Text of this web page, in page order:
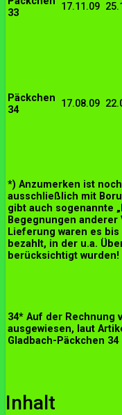
33
17.11.09
Päckchen
34
17.08.09
*) Anzumerken ist
ausschließlich mit
gibt auch sogenannte
Begegnungen anderer
Lieferung waren es
bezahlt, in der u.a.
berücksichtigt wurden!
34* Auf der Rechnung
ausgewiesen, laut
Gladbach-Päckchen 34
Inhalt